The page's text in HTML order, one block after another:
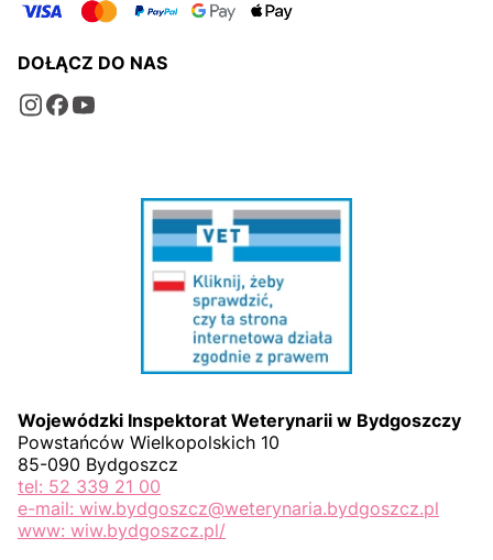
DOŁĄCZ DO NAS
Wojewódzki Inspektorat Weterynarii w Bydgoszczy
Powstańców Wielkopolskich 10
85-090 Bydgoszcz
tel: 52 339 21 00
e-mail: wiw.bydgoszcz@weterynaria.bydgoszcz.pl
www: wiw.bydgoszcz.pl/